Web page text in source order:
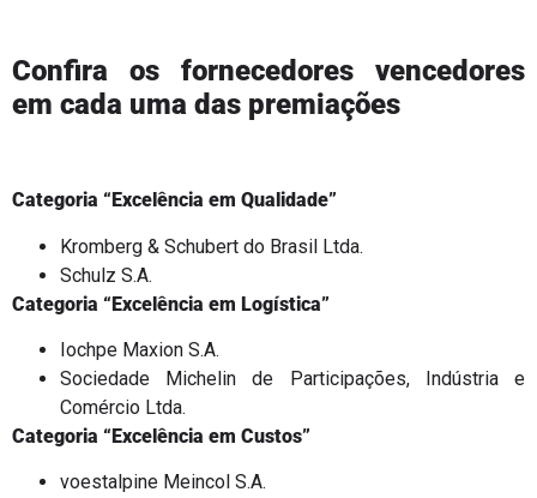
Confira os fornecedores vencedores
em cada uma das premiações
Categoria “Excelência em Qualidade”
Kromberg & Schubert do Brasil Ltda.
Schulz S.A.
Categoria “Excelência em Logística”
Iochpe Maxion S.A.
Sociedade Michelin de Participações, Indústria e
Comércio Ltda.
Categoria “Excelência em Custos”
voestalpine Meincol S.A.